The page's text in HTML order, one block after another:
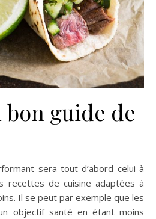
guide de
sera tout d’abord celui à
recettes de cuisine adaptées à
Il se peut par exemple que les
objectif santé en étant moins